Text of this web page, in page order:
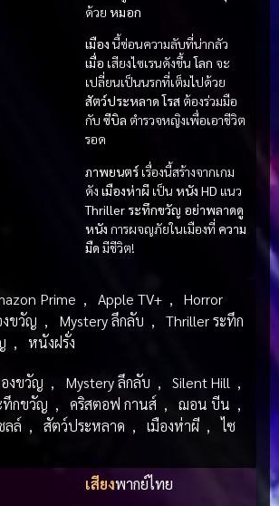
ด้วย หมอก
เมือง นี้ซ่อนความลับที่น่ากลัว
เมื่อ เสียงไซเรนดังขึ้นโลก จะ
เปลี่ยนเป็นนรกที่เต็มไปด้วย
สัตว์ประหลาด โรส ต้องร่วมมือ
กับ ซีบิล ตำรวจหญิงเพื่อเอาชีวิต
รอด
ภาพยนตร์เรื่องนี้สร้างจากเกม
ดัง เมืองห่าผี เป็น หนัง HD แนว
Thriller ระทึกขวัญ อย่าพลาดดู
หนัง การผจญภัยในเมืองที่ ความ
มืด มีชีวิต!
Prime , Apple TV+ ,
Horror
ขวัญ , Mystery ลึกลับ ,
Thriller ระทึก
, หนังฝรั่ง
งขวัญ , Mystery ลึกลับ , Silent Hill ,
ทึกขวัญ , คริสตอฟ กานส์ , ฌอน บีน ,
ลล์ , สัตว์ประหลาด , เมืองห่าผี ,
ไซ
เสียงพากย์ไทย